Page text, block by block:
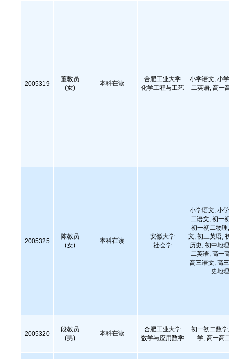
2005319
董教员
(女)
本科在读
合肥工业大学
化学工程与工艺
小学语文, 小
二英语, 高一
2005325
陈教员
(女)
本科在读
安徽大学
社会学
小学语文, 小
二语文, 初一
初一初二物
文, 初三英语,
历史, 初中地
二英语, 高一
高三语文, 高
史地
2005320
段教员
(男)
本科在读
合肥工业大学
数学与应用数学
初一初二数
学, 高一高